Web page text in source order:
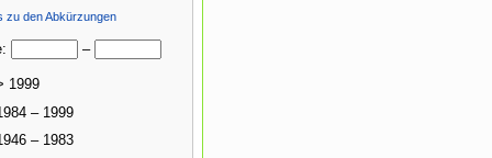
zu den Abkürzungen
–
1999
– 1999
– 1983